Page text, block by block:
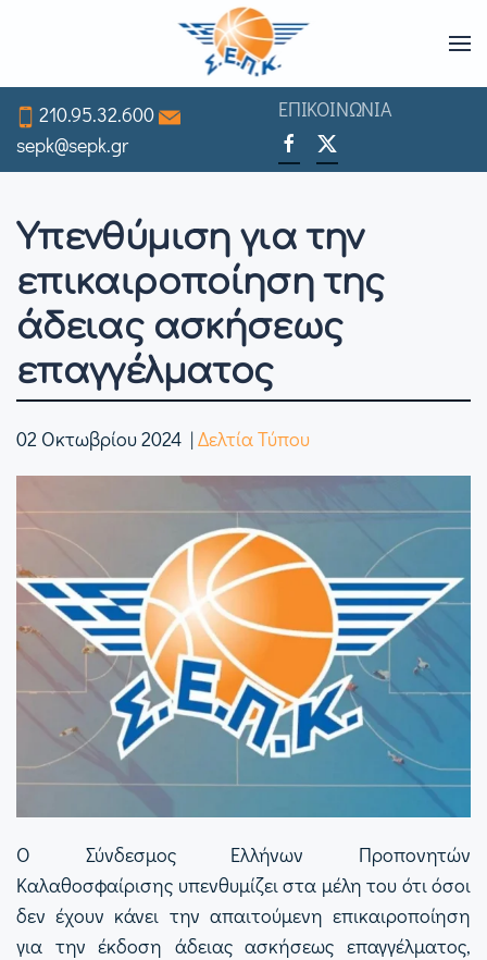
to
main
content
210.95.32.600
sepk@sepk.gr
ΕΠΙΚΟΙΝΩΝΙΑ
Υπενθύμιση για την
επικαιροποίηση της
άδειας ασκήσεως
επαγγέλματος
02 Οκτωβρίου 2024 |Δελτία Τύπου
Ο Σύνδεσμος Ελλήνων Προπονητών
Καλαθοσφαίρισης υπενθυμίζει στα μέλη του ότι όσοι
δεν έχουν κάνει την απαιτούμενη επικαιροποίηση
για την έκδοση άδειας ασκήσεως επαγγέλματος,